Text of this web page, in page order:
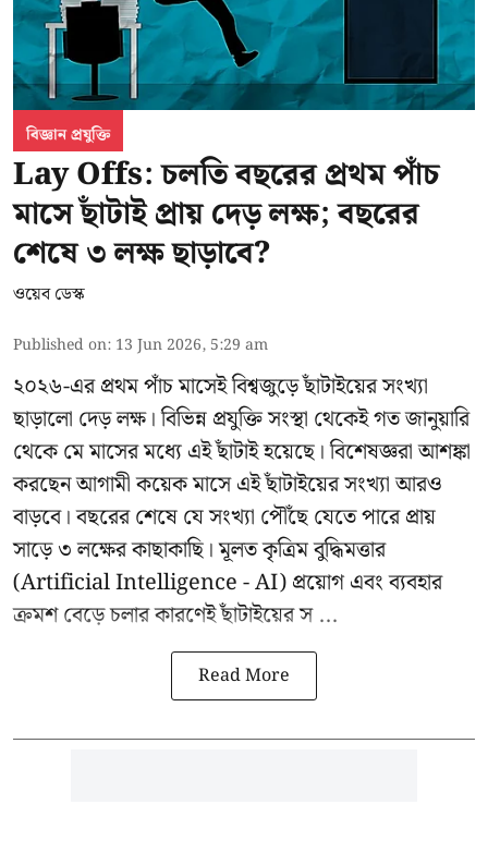
বিজ্ঞান প্রযুক্তি
Lay Offs: চলতি বছরের প্রথম পাঁচ
মাসে ছাঁটাই প্রায় দেড় লক্ষ; বছরের
শেষে ৩ লক্ষ ছাড়াবে?
ওয়েব ডেস্ক
Published on: 13 Jun 2026, 5:29 am
২০২৬-এর প্রথম পাঁচ মাসেই বিশ্বজুড়ে ছাঁটাইয়ের সংখ্যা
ছাড়ালো দেড় লক্ষ। বিভিন্ন প্রযুক্তি সংস্থা থেকেই গত জানুয়ারি
থেকে মে মাসের মধ্যে এই ছাঁটাই হয়েছে। বিশেষজ্ঞরা আশঙ্কা
করছেন আগামী কয়েক মাসে এই ছাঁটাইয়ের সংখ্যা আরও
বাড়বে। বছরের শেষে যে সংখ্যা পৌঁছে যেতে পারে প্রায়
সাড়ে ৩ লক্ষের কাছাকাছি। মূলত কৃত্রিম বুদ্ধিমত্তার
(Artificial Intelligence - AI) প্রয়োগ এবং ব্যবহার
ক্রমশ বেড়ে চলার কারণেই ছাঁটাইয়ের স ...
Read More